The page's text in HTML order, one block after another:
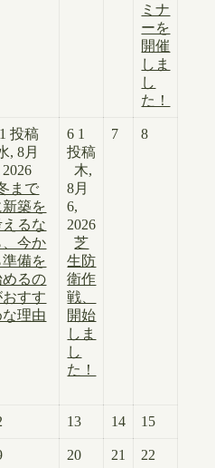
ミナ
ーを
開催
しま
し
た！
1 投稿
, 8月
2026
まで
新築を
えるな
、今か
準備を
めるの
おすす
な理由
6 1
投稿
木,
8月
6,
2026
芝
生防
衛作
戦、
開始
しま
し
た！
7 8
13 14 15
20 21 22